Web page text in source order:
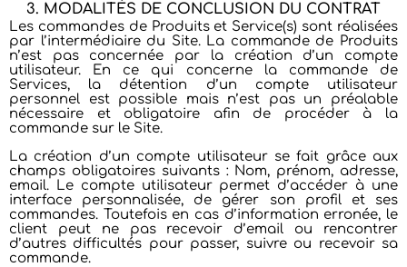
3. MODALITÉS DE CONCLUSION DU CONTRAT
Les commandes de Produits et Service(s) sont réalisées
par l’intermédiaire du Site. La commande de Produits
n’est pas concernée par la création d’un compte
utilisateur. En ce qui concerne la commande de
Services, la détention d’un compte utilisateur
personnel est possible mais n’est pas un préalable
nécessaire et obligatoire afin de procéder à la
commande sur le Site.
La création d’un compte utilisateur se fait grâce aux
champs obligatoires suivants : Nom, prénom, adresse,
email. Le compte utilisateur permet d’accéder à une
interface personnalisée, de gérer son profil et ses
commandes. Toutefois en cas d’information erronée, le
client peut ne pas recevoir d’email ou rencontrer
d’autres difficultés pour passer, suivre ou recevoir sa
commande.